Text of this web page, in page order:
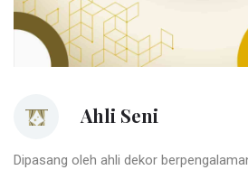
Ahli Seni
Dipasang oleh ahli dekor